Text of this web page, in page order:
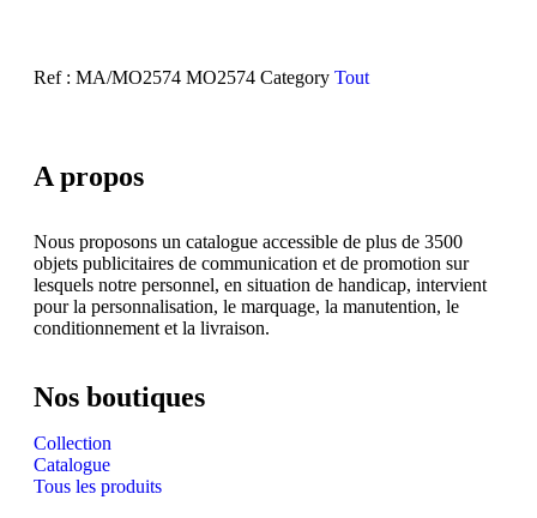
Ref : MA/MO2574 MO2574 Category Tout
A propos
Nous proposons un catalogue accessible de plus de 3500
objets publicitaires de communication et de promotion sur
lesquels notre personnel, en situation de handicap, intervient
pour la personnalisation, le marquage, la manutention, le
conditionnement et la livraison.
Nos boutiques
Collection
Catalogue
Tous les produits